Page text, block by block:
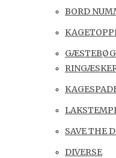
BORD
SAVE THE
DIVERSE